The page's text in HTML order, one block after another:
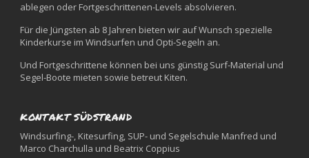
ablegen oder Fortgeschrittenen-Levels absolvieren.
Für die Jüngsten ab 8 Jahren bieten wir auf Wunsch spezielle
Kinderkurse im Windsurfen und Opti-Segeln an.
Und Fortgeschrittene können bei uns günstig Surf-Material und
Segel-Boote mieten sowie betreut Kiten.
KONTAKT SÜDSTRAND
Windsurfing-, Kitesurfing, SUP- und Segelschule Manfred und
Marco Charchulla und Beatrix Coppius